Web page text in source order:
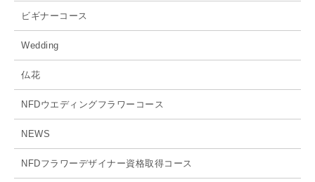
ビギナーコース
Wedding
仏花
NFDウエディングフラワーコース
NEWS
NFDフラワーデザイナー資格取得コース